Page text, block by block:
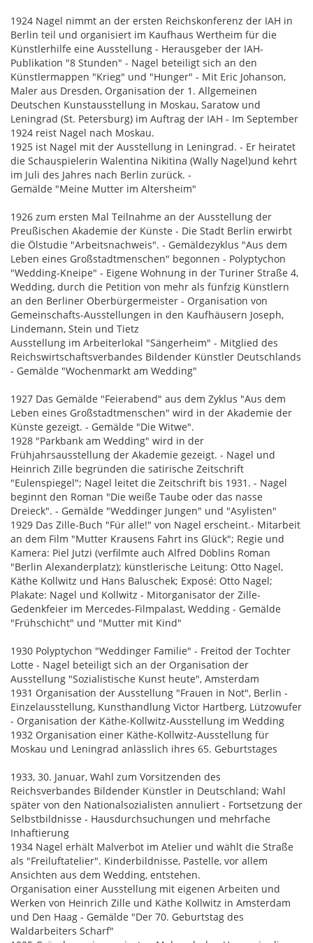
1924 Nagel nimmt an der ersten Reichskonferenz der IAH in
Berlin teil und organisiert im Kaufhaus Wertheim für die
Künstlerhilfe eine Ausstellung - Herausgeber der IAH-
Publikation "8 Stunden" - Nagel beteiligt sich an den
Künstlermappen "Krieg" und "Hunger" - Mit Eric Johanson,
Maler aus Dresden, Organisation der 1. Allgemeinen
Deutschen Kunstausstellung in Moskau, Saratow und
Leningrad (St. Petersburg) im Auftrag der IAH - Im September
1924 reist Nagel nach Moskau.
1925 ist Nagel mit der Ausstellung in Leningrad. - Er heiratet
die Schauspielerin Walentina Nikitina (Wally Nagel)und kehrt
im Juli des Jahres nach Berlin zurück. -
Gemälde "Meine Mutter im Altersheim"
1926 zum ersten Mal Teilnahme an der Ausstellung der
Preußischen Akademie der Künste - Die Stadt Berlin erwirbt
die Ölstudie "Arbeitsnachweis". - Gemäldezyklus "Aus dem
Leben eines Großstadtmenschen" begonnen - Polyptychon
"Wedding-Kneipe" - Eigene Wohnung in der Turiner Straße 4,
Wedding, durch die Petition von mehr als fünfzig Künstlern
an den Berliner Oberbürgermeister - Organisation von
Gemeinschafts-Ausstellungen in den Kaufhäusern Joseph,
Lindemann, Stein und Tietz
Ausstellung im Arbeiterlokal "Sängerheim" - Mitglied des
Reichswirtschaftsverbandes Bildender Künstler Deutschlands
- Gemälde "Wochenmarkt am Wedding"
1927 Das Gemälde "Feierabend" aus dem Zyklus "Aus dem
Leben eines Großstadtmenschen" wird in der Akademie der
Künste gezeigt. - Gemälde "Die Witwe".
1928 "Parkbank am Wedding" wird in der
Frühjahrsausstellung der Akademie gezeigt. - Nagel und
Heinrich Zille begründen die satirische Zeitschrift
"Eulenspiegel"; Nagel leitet die Zeitschrift bis 1931. - Nagel
beginnt den Roman "Die weiße Taube oder das nasse
Dreieck". - Gemälde "Weddinger Jungen" und "Asylisten"
1929 Das Zille-Buch "Für alle!" von Nagel erscheint.- Mitarbeit
an dem Film "Mutter Krausens Fahrt ins Glück"; Regie und
Kamera: Piel Jutzi (verfilmte auch Alfred Döblins Roman
"Berlin Alexanderplatz); künstlerische Leitung: Otto Nagel,
Käthe Kollwitz und Hans Baluschek; Exposé: Otto Nagel;
Plakate: Nagel und Kollwitz - Mitorganisator der Zille-
Gedenkfeier im Mercedes-Filmpalast, Wedding - Gemälde
"Frühschicht" und "Mutter mit Kind"
1930 Polyptychon "Weddinger Familie" - Freitod der Tochter
Lotte - Nagel beteiligt sich an der Organisation der
Ausstellung "Sozialistische Kunst heute", Amsterdam
1931 Organisation der Ausstellung "Frauen in Not", Berlin -
Einzelausstellung, Kunsthandlung Victor Hartberg, Lützowufer
- Organisation der Käthe-Kollwitz-Ausstellung im Wedding
1932 Organisation einer Käthe-Kollwitz-Ausstellung für
Moskau und Leningrad anlässlich ihres 65. Geburtstages
1933, 30. Januar, Wahl zum Vorsitzenden des
Reichsverbandes Bildender Künstler in Deutschland; Wahl
später von den Nationalsozialisten annuliert - Fortsetzung der
Selbstbildnisse - Hausdurchsuchungen und mehrfache
Inhaftierung
1934 Nagel erhält Malverbot im Atelier und wählt die Straße
als "Freiluftatelier". Kinderbildnisse, Pastelle, vor allem
Ansichten aus dem Wedding, entstehen.
Organisation einer Ausstellung mit eigenen Arbeiten und
Werken von Heinrich Zille und Käthe Kollwitz in Amsterdam
und Den Haag - Gemälde "Der 70. Geburtstag des
Waldarbeiters Scharf"